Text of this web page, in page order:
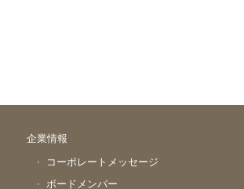
企業情報
コーポレートメッセージ
ボードメンバー